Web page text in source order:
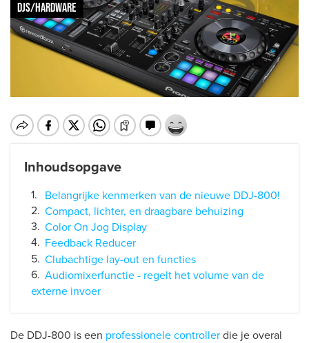
DJS/HARDWARE
Inhoudsopgave
Belangrijke kenmerken van de nieuwe DDJ-800!
Compact, lichter, en draagbare behuizing
Color On Jog Display
Feedback Reducer
Clubachtige lay-out en functies
Audiomixerfunctie - regelt het volume van de
externe invoer
De DDJ-800 is een professionele controller die je overal